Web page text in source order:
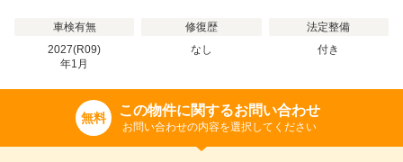
車検有無
2027(R09)
年1 月
修復歴
なし
法定整備
付き
無料 この物件に関するお問い合わせ
お問い合わせの内容を選択してください